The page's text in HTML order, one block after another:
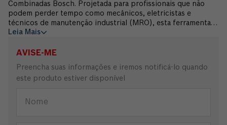
Combinadas Bosch. Projetada para profissionais que não
podem perder tempo como mecânicos, eletricistas e
técnicos de manutenção industrial (MRO), esta ferramenta
une a força da boca fixa com a agilidade da catraca em um
movimento contínuo sem a necessidade de retirar a
trabalhos em locais de difícil acesso. Fabricada em aço
cromo vanádio de alta qualidade e com um sofisticado
Bosch é sinônimo de resistência extrema e durabilidade
Leia Mais
AVISE-ME
Preencha suas informações e iremos notificá-lo quando
este produto estiver disponível